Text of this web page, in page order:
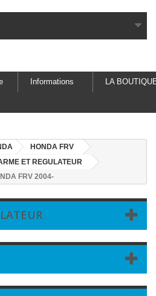
Informations LA
HONDA FRV
ET REGULATEUR
FRV 2004-